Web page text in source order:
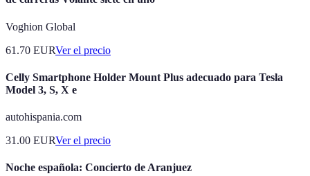
Voghion Global
61.70 EURVer el precio
Celly Smartphone Holder Mount Plus adecuado para Tesla
Model 3, S, X e
autohispania.com
31.00 EURVer el precio
Noche española: Concierto de Aranjuez